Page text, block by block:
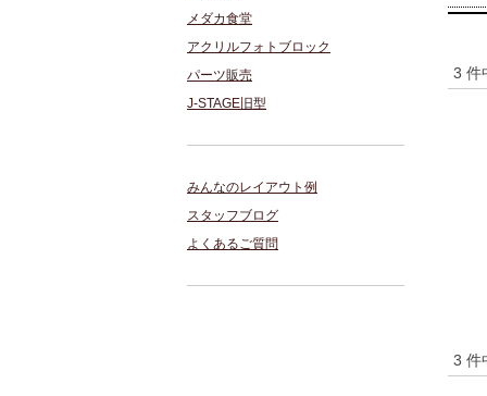
メダカ食堂
アクリルフォトブロック
パーツ販売
J-STAGE旧型
みんなのレイアウト例
スタッフブログ
よくあるご質問
3
3